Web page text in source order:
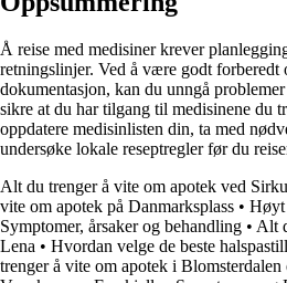
Å reise med medisiner krever
retningslinjer. Ved å være godt forberedt
dokumentasjon, kan du unngå
sikre at du har tilgang til medisinene du
oppdatere medisinlisten din, ta med
undersøke lokale reseptregler før du
Alt du trenger å vite om apotek ved
vite om apotek på Danmarksplass • Høyt
Symptomer, årsaker og behandling • Alt
Lena • Hvordan velge de beste
trenger å vite om apotek i Blomsterdalen